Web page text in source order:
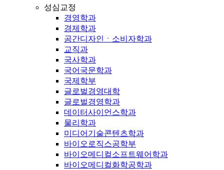
성심교정
경영학과
경제학과
공간디자인ㆍ소비자학과
교직과
국사학과
국어국문학과
국제학부
글로벌경영대학
글로벌경영학과
데이터사이언스학과
물리학과
미디어기술콘텐츠학과
바이오로직스공학부
바이오메디컬소프트웨어학과
바이오메디컬화학공학과